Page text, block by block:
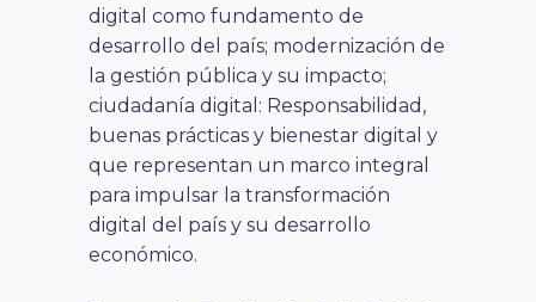
digital como fundamento de
desarrollo del país; modernización de
la gestión pública y su impacto;
ciudadanía digital: Responsabilidad,
buenas prácticas y bienestar digital y
que representan un marco integral
para impulsar la transformación
digital del país y su desarrollo
económico.